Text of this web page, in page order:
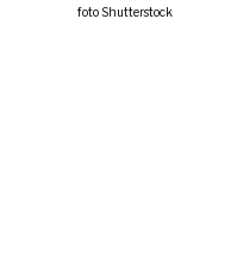
foto Shutterstock